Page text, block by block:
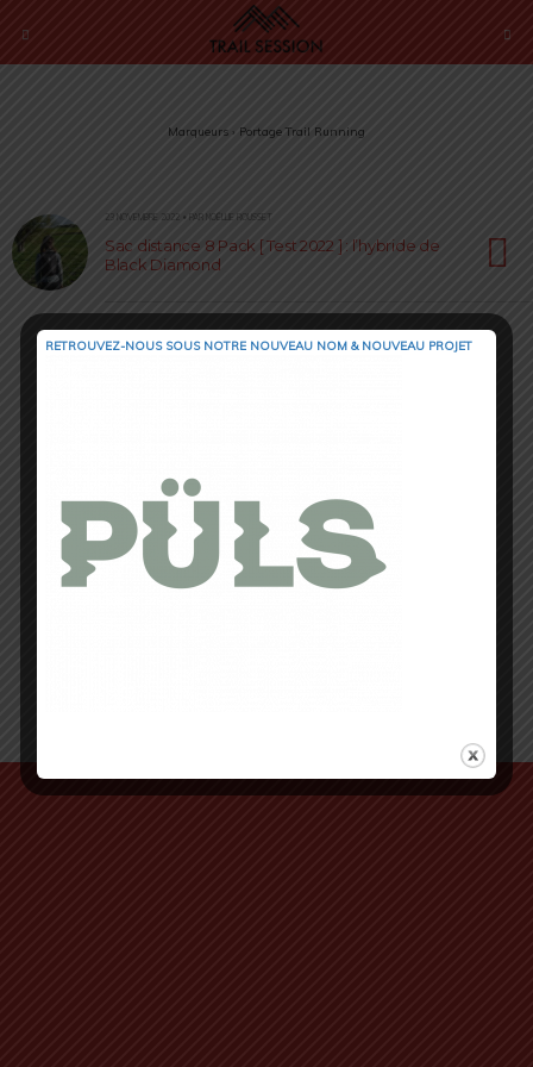
Marqueurs › Portage Trail Running
23 NOVEMBRE 2022 • PAR NOËLLIE ROUSSET
Sac distance 8 Pack [ Test 2022 ] : l’hybride de
Black Diamond
RETROUVEZ-NOUS SOUS NOTRE NOUVEAU NOM & NOUVEAU PROJET